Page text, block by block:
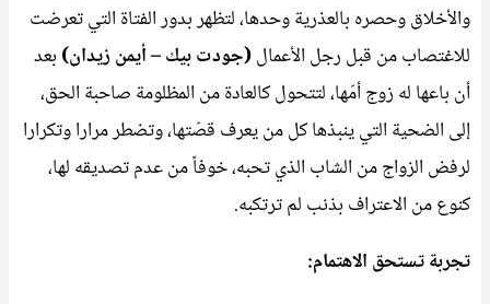
والأخلاق وحصره بالعذرية وحدها، لتظهر بدور الفتاة التي تعرضت
للاغتصاب من قبل رجل الأعمال(جودت بيك – أيمن زيدان) بعد
أن باعها له زوج أمّها، لتتحول كالعادة من المظلومة صاحبة الحق،
إلى الضحية التي ينبذها كل من يعرف قصّتها، وتضطر مرارا وتكرارا
لرفض الزواج من الشاب الذي تحبه، خوفاً من عدم تصديقه لها،
كنوع من الاعتراف بذنب لم ترتكبه.
تجربة تستحق الاهتمام: